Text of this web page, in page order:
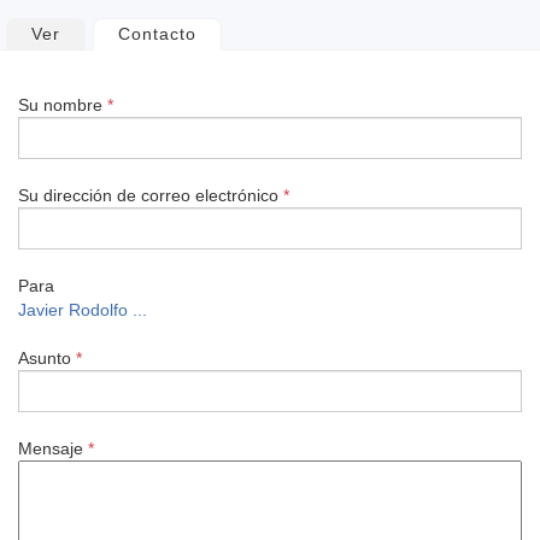
Solapas
Ver Contacto
Su nombre *
Su dirección de correo electrónico *
Para
Javier Rodolfo ...
Asunto *
Mensaje *